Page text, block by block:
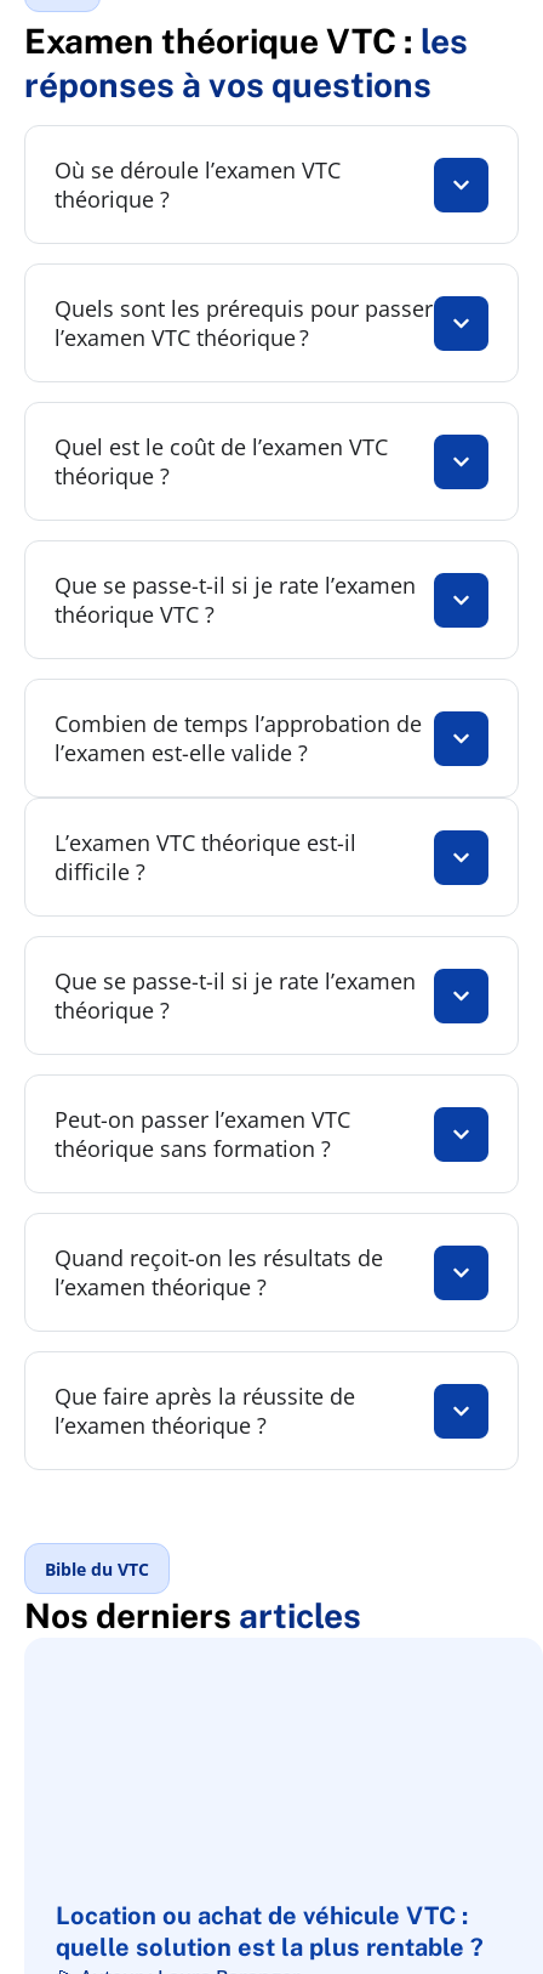
Examen théorique VTC : les
réponses à vos questions
Où se déroule l’examen VTC
théorique ?
Quels sont les prérequis pour passer
l’examen VTC théorique ?
Quel est le coût de l’examen VTC
théorique ?
Que se passe-t-il si je rate l’examen
théorique VTC ?
Combien de temps l’approbation de
l’examen est-elle valide ?
L’examen VTC théorique est-il
difficile ?
Que se passe-t-il si je rate l’examen
théorique ?
Peut-on passer l’examen VTC
théorique sans formation ?
Quand reçoit-on les résultats de
l’examen théorique ?
Que faire après la réussite de
l’examen théorique ?
Bible du VTC
Nos derniers articles
Location ou achat de véhicule VTC :
quelle solution est la plus rentable ?